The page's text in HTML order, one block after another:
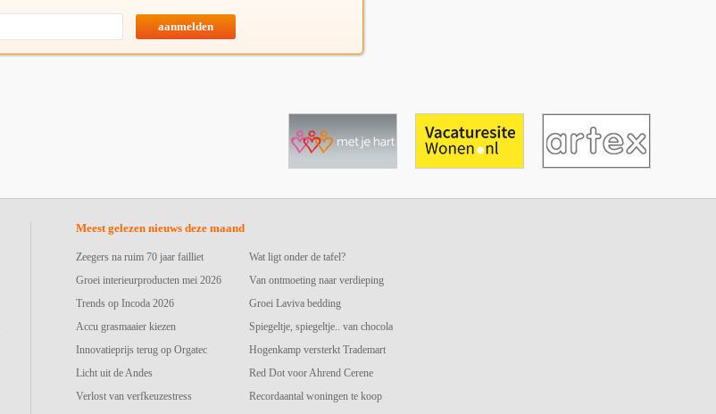
aanmelden
Meest gelezen nieuws deze maand
Zeegers na ruim 70 jaar failliet
Groei interieurproducten mei 2026
Trends op Incoda 2026
Accu grasmaaier kiezen
Innovatieprijs terug op Orgatec
Licht uit de Andes
Verlost van verfkeuzestress
Wat ligt onder de tafel?
Van ontmoeting naar verdieping
Groei Laviva bedding
Spiegeltje, spiegeltje.. van chocola
Hogenkamp versterkt Trademart
Red Dot voor Ahrend Cerene
Recordaantal woningen te koop